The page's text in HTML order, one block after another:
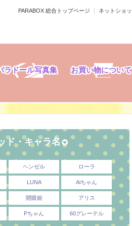
PARABOX 総合トップページ ネットショ
お買い物について
ラドール写真集
ド・キャラ名
ヘンゼル ローラ
LUNA Aiちゃん
開眼姫 アリス
Pちゃん 60グレーテル